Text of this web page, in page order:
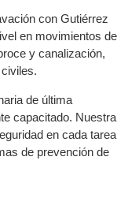
con Gutiérrez
en movimientos de
y canalización,
de última
capacitado. Nuestra
en cada tarea
de prevención de